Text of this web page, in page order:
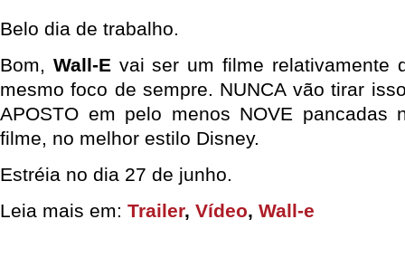
Belo dia de trabalho.
Bom, Wall-Evai ser um filme relativamente
mesmo foco de sempre. NUNCA vão tirar
APOSTO em pelo menos NOVE pancadas
filme, no melhor estilo Disney.
Estréia no dia 27 de junho.
Leia mais em: Trailer, Vídeo, Wall-e